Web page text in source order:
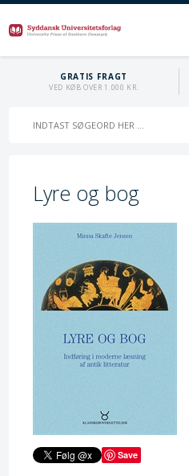
GRATIS FRAGT
VED KØB OVER 1.000 KR.
Lyre og bog
Save